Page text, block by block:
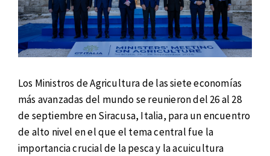
Los Ministros de Agricultura de las siete economías
más avanzadas del mundo se reunieron del 26 al 28
de septiembre en Siracusa, Italia, para un encuentro
de alto nivel en el que el tema central fue la
importancia crucial de la pesca y la acuicultura